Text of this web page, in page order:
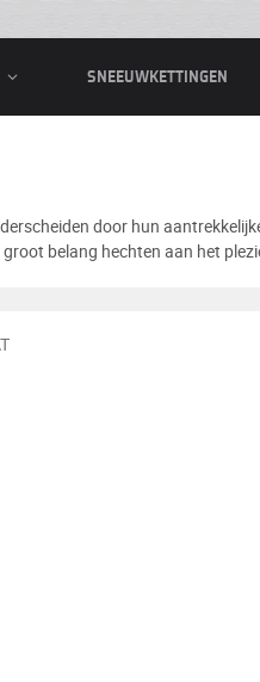
SNEEUWKETTINGEN
door hun
belang hechten aan het